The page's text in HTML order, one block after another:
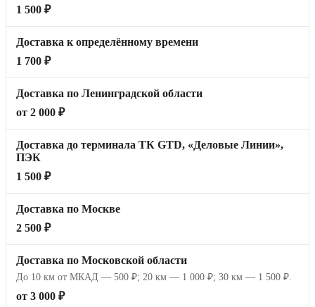
1 500 ₽
Доставка к определённому времени
1 700 ₽
Доставка по Ленинградской области
от 2 000 ₽
Доставка до терминала ТК GTD, «Деловые Линии»,
ПЭК
1 500 ₽
Доставка по Москве
2 500 ₽
Доставка по Московской области
До 10 км от МКАД — 500 ₽; 20 км — 1 000 ₽; 30 км — 1 500 ₽.
от 3 000 ₽